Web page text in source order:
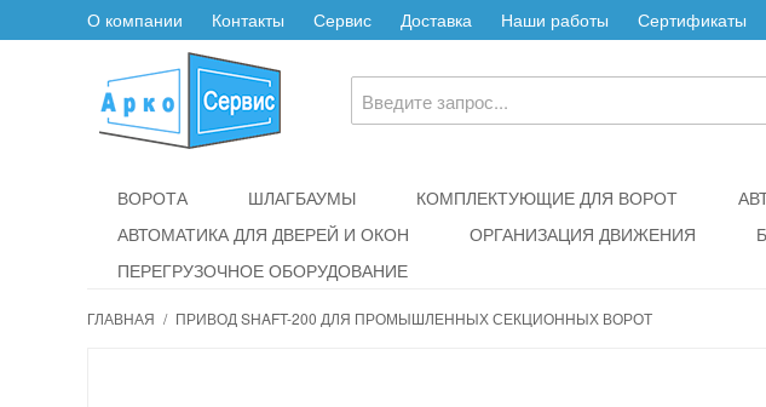
О компании Контакты Сервис Доставка Наши работы Сертификаты
ВОРОТА ШЛАГБАУМЫ КОМПЛЕКТУЮЩИЕ ДЛЯ ВОРОТ
АВТОМАТИКА ДЛЯ ДВЕРЕЙ И ОКОН
ОРГАНИЗАЦИЯ ДВИЖЕНИЯ
ПЕРЕГРУЗОЧНОЕ ОБОРУДОВАНИЕ
ГЛАВНАЯ / ПРИВОД SHAFT-200 ДЛЯ ПРОМЫШЛЕННЫХ СЕКЦИОННЫХ ВОРОТ